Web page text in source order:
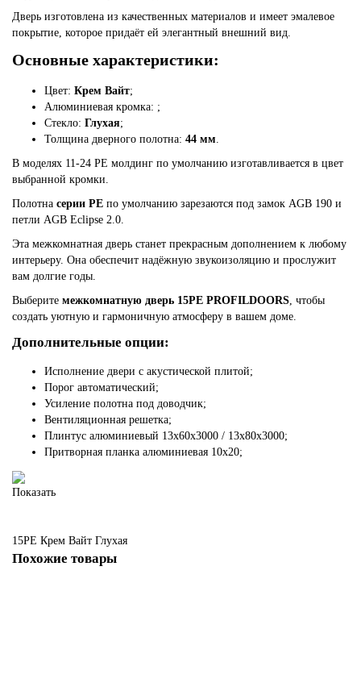
Дверь изготовлена из качественных материалов и имеет эмалевое
покрытие, которое придаёт ей элегантный внешний вид.
Основные характеристики:
Цвет: Крем Вайт;
Алюминиевая кромка: ;
Стекло: Глухая;
Толщина дверного полотна: 44 мм.
В моделях 11-24 PE молдинг по умолчанию изготавливается в цвет
выбранной кромки.
Полотна серии PE по умолчанию зарезаются под замок AGB 190 и
петли AGB Eclipse 2.0.
Эта межкомнатная дверь станет прекрасным дополнением к любому
интерьеру. Она обеспечит надёжную звукоизоляцию и прослужит
вам долгие годы.
Выберите межкомнатную дверь 15PE PROFILDOORS, чтобы
создать уютную и гармоничную атмосферу в вашем доме.
Дополнительные опции:
Исполнение двери с акустической плитой;
Порог автоматический;
Усиление полотна под доводчик;
Вентиляционная решетка;
Плинтус алюминиевый 13х60х3000 / 13х80х3000;
Притворная планка алюминиевая 10x20;
Показать
15PE Крем Вайт Глухая
Похожие товары